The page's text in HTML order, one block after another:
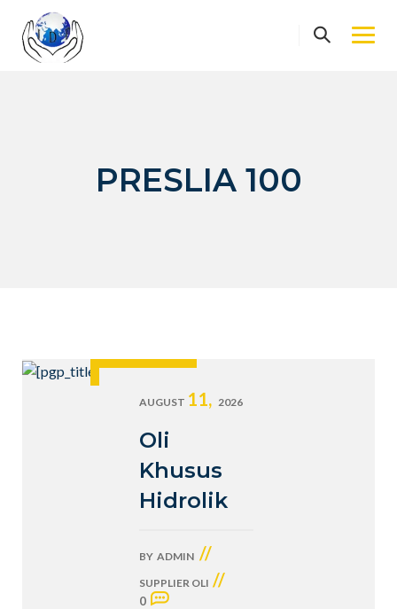
content
PRESLIA 100
AUGUST 11, 2026
Oli
Khusus
Hidrolik
BY ADMIN //
SUPPLIER OLI //
0